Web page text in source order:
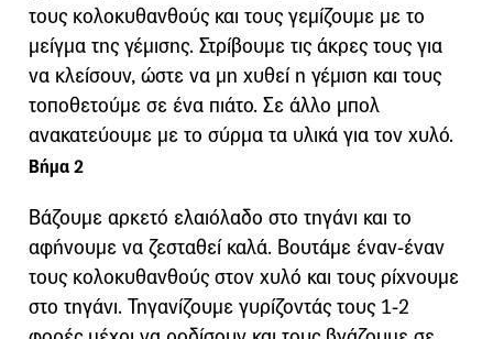
τους κολοκυθανθούς και τους γεμίζουμε με το
μείγμα της γέμισης. Στρίβουμε τις άκρες τους για
να κλείσουν, ώστε να μη χυθεί η γέμιση και τους
τοποθετούμε σε ένα πιάτο. Σε άλλο μπολ
ανακατεύουμε με το σύρμα τα υλικά για τον χυλό.
Βήμα 2
Βάζουμε αρκετό ελαιόλαδο στο τηγάνι και το
αφήνουμε να ζεσταθεί καλά. Βουτάμε έναν-έναν
τους κολοκυθανθούς στον χυλό και τους ρίχνουμε
στο τηγάνι. Τηγανίζουμε γυρίζοντάς τους 1-2